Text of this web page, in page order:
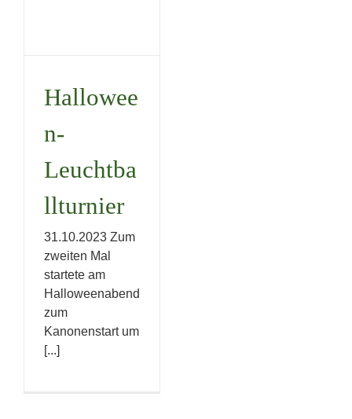
Hallowee
n-
Leuchtba
llturnier
31.10.2023 Zum
zweiten Mal
startete am
Halloweenabend
zum
Kanonenstart um
[...]